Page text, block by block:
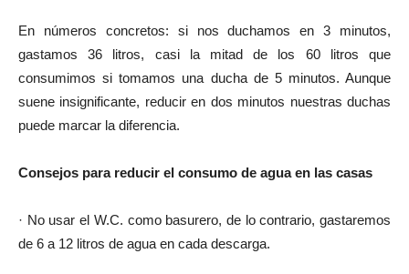
En números concretos: si nos duchamos en 3 minutos,
gastamos 36 litros, casi la mitad de los 60 litros que
consumimos si tomamos una ducha de 5 minutos. Aunque
suene insignificante, reducir en dos minutos nuestras duchas
puede marcar la diferencia.
Consejos para reducir el consumo de agua en las casas
· No usar el W.C. como basurero, de lo contrario, gastaremos
de 6 a 12 litros de agua en cada descarga.